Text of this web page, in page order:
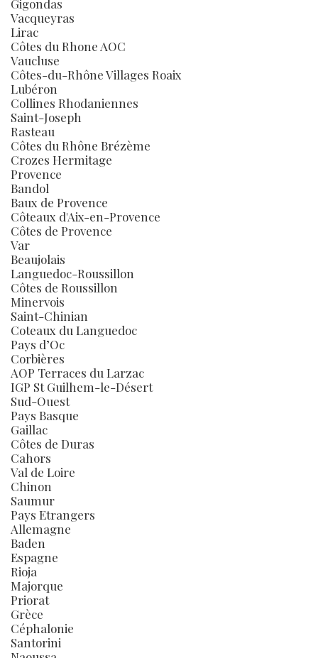
Gigondas
Vacqueyras
Lirac
Côtes du Rhone AOC
Vaucluse
Côtes-du-Rhône Villages Roaix
Lubéron
Collines Rhodaniennes
Saint-Joseph
Rasteau
Côtes du Rhône Brézème
Crozes Hermitage
Provence
Bandol
Baux de Provence
Côteaux d'Aix-en-Provence
Côtes de Provence
Var
Beaujolais
Languedoc-Roussillon
Côtes de Roussillon
Minervois
Saint-Chinian
Coteaux du Languedoc
Pays d’Oc
Corbières
AOP Terraces du Larzac
IGP St Guilhem-le-Désert
Sud-Ouest
Pays Basque
Gaillac
Côtes de Duras
Cahors
Val de Loire
Chinon
Saumur
Pays Etrangers
Allemagne
Baden
Espagne
Rioja
Majorque
Priorat
Grèce
Céphalonie
Santorini